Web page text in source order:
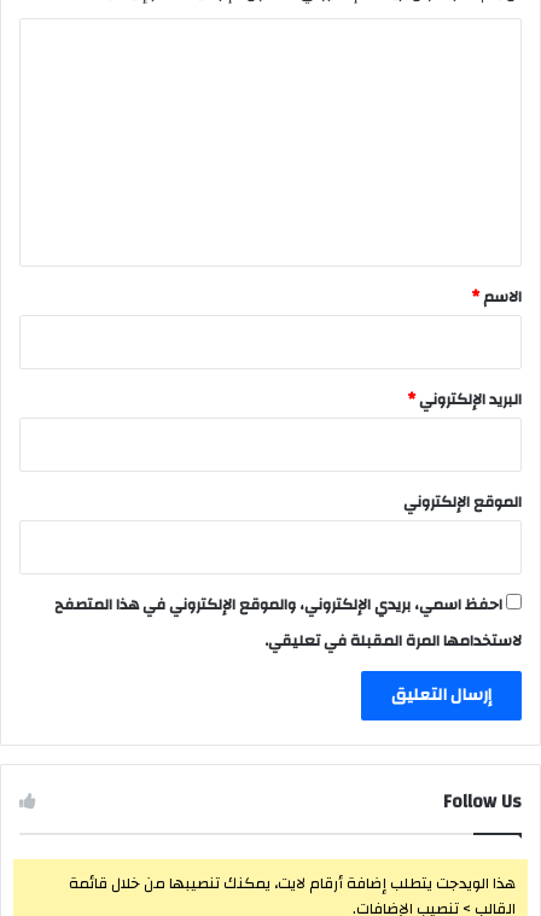
*
الاسم*
البريد الإلكتروني*
الموقع الإلكتروني
احفظ اسمي، بريدي الإلكتروني، والموقع الإلكتروني في هذا المتصفح
لاستخدامها المرة المقبلة في تعليقي.
Follow Us
هذا الويدجت يتطلب إضافة أرقام لايت، يمكنك تنصيبها من خلال قائمة
القالب > تنصيب الإضافات.